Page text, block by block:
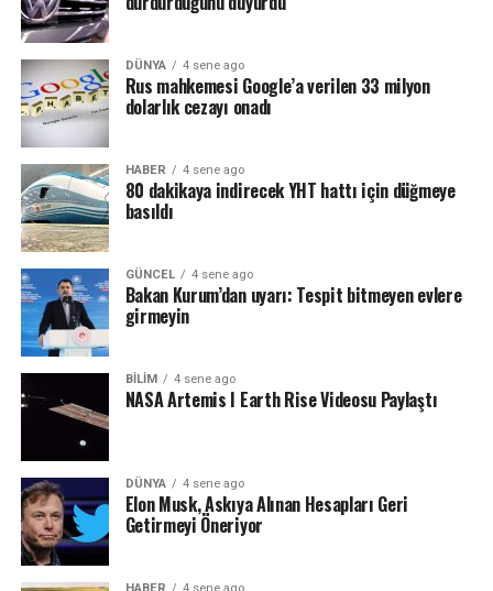
kamyon, yüzde 2,1’ini minibüs, yüzde 0,6’sını otobüs ve
yüzde 0,2’sini özel amaçlı taşıtlar oluşturdu.
DÜNYA 4 sene ago
Rus mahkemesi Google’a verilen 33 milyon
dolarlık cezayı onadı
HABER 4 sene ago
80 dakikaya indirecek YHT hattı için düğmeye
basıldı
GÜNCEL 4 sene ago
Bakan Kurum’dan uyarı: Tespit bitmeyen evlere
girmeyin
BILIM 4 sene ago
NASA Artemis I Earth Rise Videosu Paylaştı
DÜNYA 4 sene ago
Elon Musk, Askıya Alınan Hesapları Geri
Getirmeyi Öneriyor